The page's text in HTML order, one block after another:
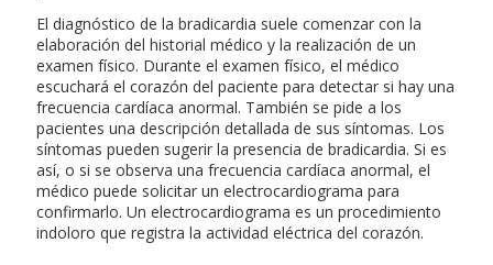
El diagnóstico de la bradicardia suele comenzar con la
elaboración del historial médico y la realización de un
examen físico. Durante el examen físico, el médico
escuchará el corazón del paciente para detectar si hay una
frecuencia cardíaca anormal. También se pide a los
pacientes una descripción detallada de sus síntomas. Los
síntomas pueden sugerir la presencia de bradicardia. Si es
así, o si se observa una frecuencia cardíaca anormal, el
médico puede solicitar un electrocardiograma para
confirmarlo. Un electrocardiograma es un procedimiento
indoloro que registra la actividad eléctrica del corazón.